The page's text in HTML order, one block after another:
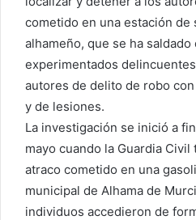
cometido en una estación
alhameño, que se ha
experimentados
autores de delito de robo
y de lesiones.
La investigación se inició a
mayo cuando la Guardia
atraco cometido en una
municipal de Alhama de
individuos accedieron de